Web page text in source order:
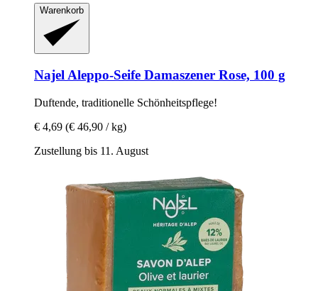
Warenkorb
NajelAleppo-​Seife Damaszener Rose, 100 g
Duftende, traditionelle Schönheitspflege!
€ 4,69 (€ 46,90 / kg)
Zustellung bis 11. August